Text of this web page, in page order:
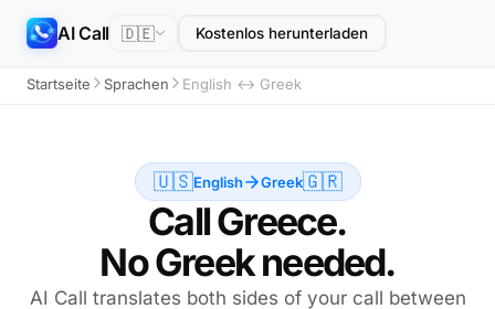
AI Call 🇩🇪 Kostenlos herunterladen
Startseite Sprachen English ↔ Greek
🇺🇸English Greek🇬🇷
Call Greece.
No Greek needed.
AI Call translates both sides of your call between